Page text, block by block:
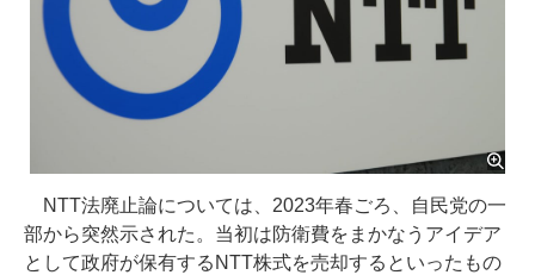
NTT法廃止論については、2023年春ごろ、自民党の一
部から突然示された。当初は防衛費をまかなうアイデア
として政府が保有するNTT株式を売却するといったもの